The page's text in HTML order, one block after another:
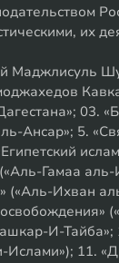
их
Маджлисуль
03.
Ансар»; 5.
Гамаа
(«Аль-Ихван
И-Тайба»;
Ислами»); 11.